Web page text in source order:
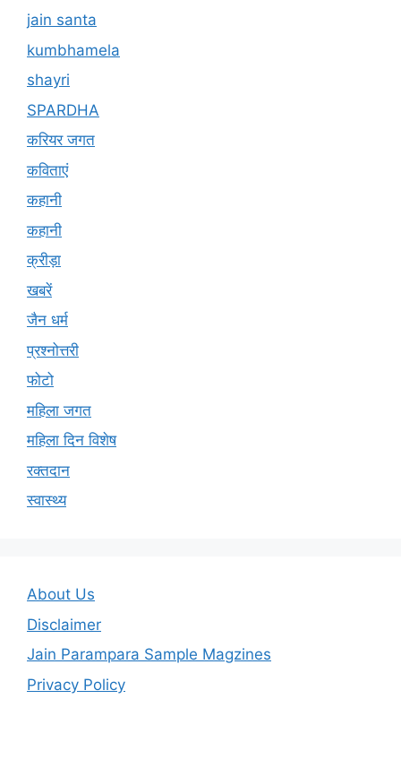
jain santa
kumbhamela
shayri
SPARDHA
करियर जगत
कविताएं
कहानी
कहानी
क्रीड़ा
खबरें
जैन धर्म
प्रश्नोत्तरी
फोटो
महिला जगत
महिला दिन विशेष
रक्तदान
स्वास्थ्य
About Us
Disclaimer
Jain Parampara Sample Magzines
Privacy Policy